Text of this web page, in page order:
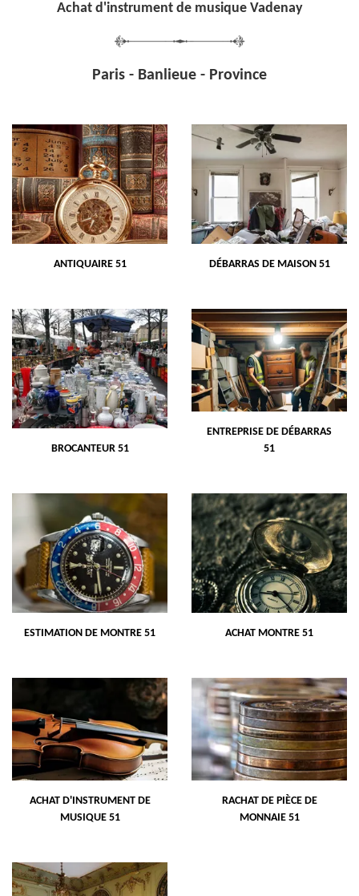
Achat d'instrument de musique Vadenay
Paris - Banlieue - Province
ANTIQUAIRE 51 DÉBARRAS DE MAISON 51
BROCANTEUR 51
ENTREPRISE DE DÉBARRAS
51
ESTIMATION DE MONTRE 51 ACHAT MONTRE 51
ACHAT D'INSTRUMENT DE
MUSIQUE 51
RACHAT DE PIÈCE DE
MONNAIE 51